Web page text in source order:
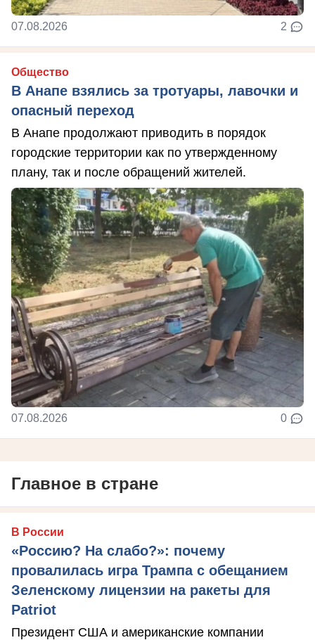
07.08.2026 2
Общество
В Анапе взялись за тротуары, лавочки и
опасный переход
В Анапе продолжают приводить в порядок
городские территории как по утвержденному
плану, так и после обращений жителей.
07.08.2026 0
Главное в стране
В России
«Россию? На слабо?»: почему
провалилась игра Трампа с обещанием
Зеленскому лицензии на ракеты для
Patriot
Президент США и американские компании